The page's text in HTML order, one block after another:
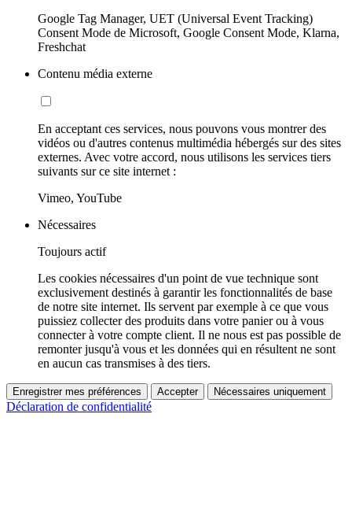
Google Tag Manager, UET (Universal Event Tracking)
Consent Mode de Microsoft, Google Consent Mode, Klarna,
Freshchat
Contenu média externe
En acceptant ces services, nous pouvons vous montrer des
vidéos ou d'autres contenus multimédia hébergés sur des sites
externes. Avec votre accord, nous utilisons les services tiers
suivants sur ce site internet :
Vimeo, YouTube
Nécessaires
Toujours actif
Les cookies nécessaires d'un point de vue technique sont
exclusivement destinés à garantir les fonctionnalités de base
de notre site internet. Ils servent par exemple à ce que vous
puissiez collecter des produits dans votre panier ou à vous
connecter à votre compte client. Il ne nous est pas possible de
remonter jusqu'à vous et les données qui en résultent ne sont
en aucun cas transmises à des tiers.
Enregistrer mes préférences Accepter Nécessaires uniquement
Déclaration de confidentialité